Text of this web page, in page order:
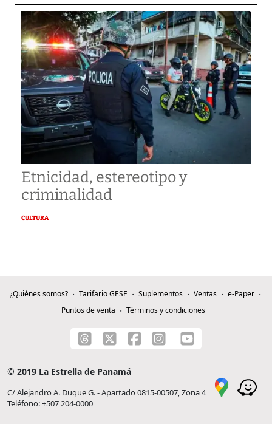
Etnicidad, estereotipo y
criminalidad
CULTURA
¿Quiénes somos? Tarifario GESE Suplementos Ventas
e-Paper
Puntos de venta
Términos y condiciones
© 2019 La Estrella de Panamá
C/ Alejandro A. Duque G. - Apartado 0815-00507, Zona 4
Teléfono: +507 204-0000